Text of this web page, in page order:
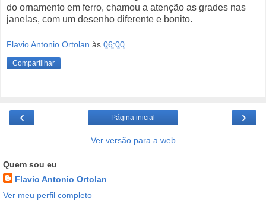
do ornamento em ferro, chamou a atenção as grades nas
janelas, com um desenho diferente e bonito.
Flavio Antonio Ortolan às 06:00
Compartilhar
‹ ›
Página inicial
Ver versão para a web
Quem sou eu
Flavio Antonio Ortolan
Ver meu perfil completo